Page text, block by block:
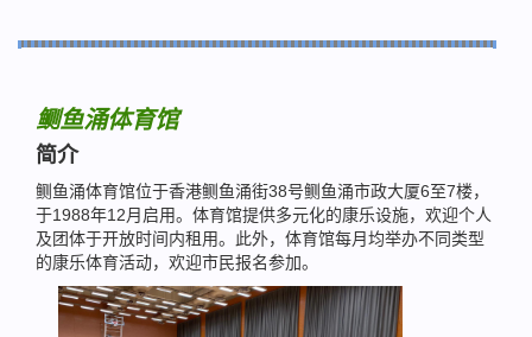
鲗鱼涌体育馆
简介
鲗鱼涌体育馆位于香港鲗鱼涌街38号鲗鱼涌市政大厦6至7楼，
于1988年12月启用。体育馆提供多元化的康乐设施，欢迎个人
及团体于开放时间内租用。此外，体育馆每月均举办不同类型
的康乐体育活动，欢迎市民报名参加。